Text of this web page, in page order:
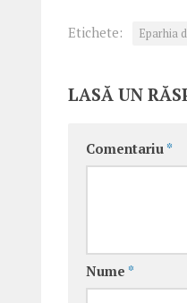
Etichete: Eparhia
LASĂ UN
Comentariu *
Nume *